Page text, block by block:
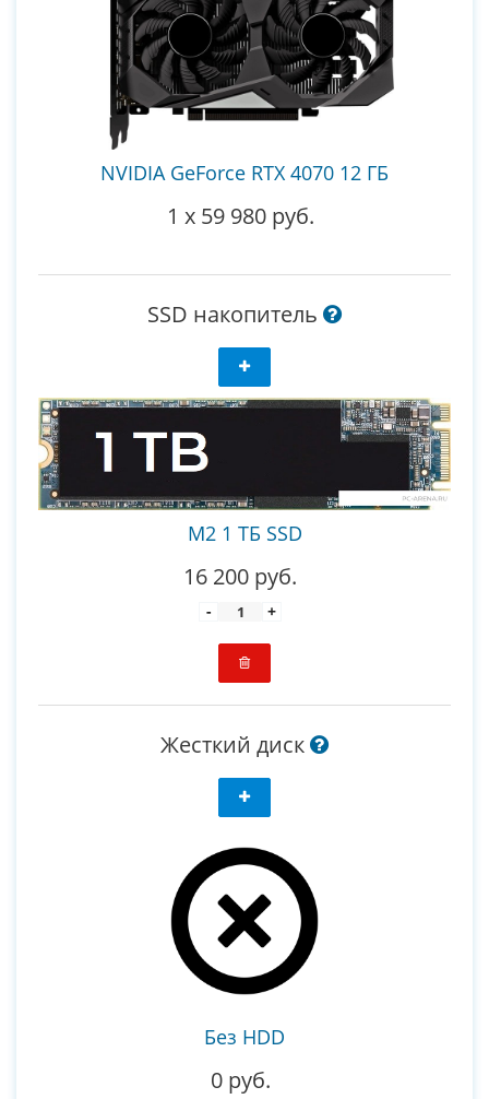
NVIDIA GeForce RTX 4070 12 ГБ
1 x 59 980 руб.
SSD накопитель
M2 1 ТБ SSD
16 200 руб.
- +
Жесткий диск
Без HDD
0 руб.